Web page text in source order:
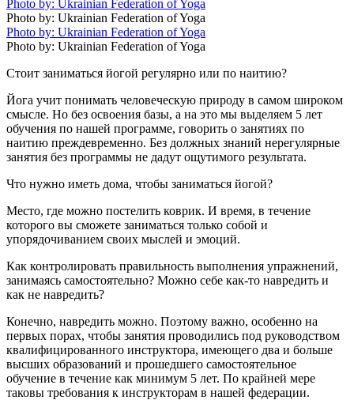
Photo by: Ukrainian Federation of Yoga
Photo by: Ukrainian Federation of Yoga
Photo by: Ukrainian Federation of Yoga
Photo by: Ukrainian Federation of Yoga
Стоит заниматься йогой регулярно или по наитию?
Йога учит понимать человеческую природу в самом широком
смысле. Но без освоения базы, а на это мы выделяем 5 лет
обучения по нашей программе, говорить о занятиях по
наитию преждевременно. Без должных знаний нерегулярные
занятия без программы не дадут ощутимого результата.
Что нужно иметь дома, чтобы заниматься йогой?
Место, где можно постелить коврик. И время, в течение
которого вы сможете заниматься только собой и
упорядочиванием своих мыслей и эмоций.
Как контролировать правильность выполнения упражнений,
занимаясь самостоятельно? Можно себе как-то навредить и
как не навредить?
Конечно, навредить можно. Поэтому важно, особенно на
первых порах, чтобы занятия проводились под руководством
квалифицированного инструктора, имеющего два и больше
высших образований и прошедшего самостоятельное
обучение в течение как минимум 5 лет. По крайней мере
таковы требования к инструкторам в нашей федерации.